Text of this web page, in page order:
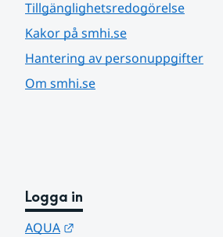
Tillgänglighetsredogörelse
Kakor på smhi.se
Hantering av personuppgifter
Om smhi.se
Logga in
AQUA